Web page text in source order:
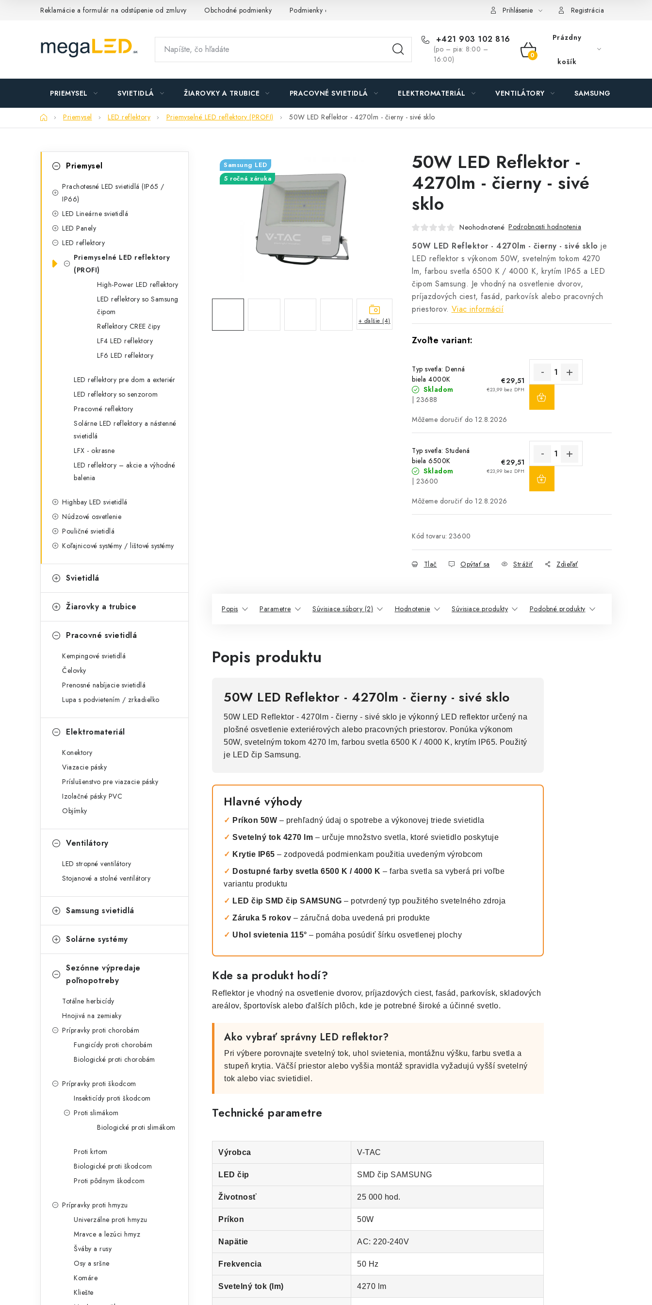
Reklamácie a formulár na odstúpenie od zmluvy Obchodné podmienky Podmienky ochrany osobných údajov O nás - MEGALED & JANTON Zákamenné Zľavy pre profíkov
Prihlásenie Registrácia
+421 903 102 816
(po – pia: 8:00 –
16:00)
NÁKUPNÝ
KOŠÍK
Prázdny
košík
PRIEMYSEL SVIETIDLÁ ŽIAROVKY A TRUBICE PRACOVNÉ SVIETIDLÁ ELEKTROMATERIÁL VENTILÁTORY SAMSUNG SVIETIDLÁ
DomovPriemysel LED reflektory Priemyselné LED reflektory (PROFI) 50W LED Reflektor - 4270lm - čierny - sivé sklo
kategóriePriemysel
Prachotesné LED svietidlá (IP65 /
IP66)
LED Lineárne svietidlá
LED Panely
LED reflektory
Priemyselné LED reflektory
(PROFI)
High-Power LED reflektory
LED reflektory so Samsung
čipom
Reflektory CREE čipy
LF4 LED reflektory
LF6 LED reflektory
LED reflektory pre dom a exteriér
LED reflektory so senzorom
Pracovné reflektory
Solárne LED reflektory a nástenné
svietidlá
LFX - okrasne
LED reflektory – akcie a výhodné
balenia
Highbay LED svietidlá
Núdzové osvetlenie
Pouličné svietidlá
Koľajnicové systémy / lištové systémy
Svietidlá
Žiarovky a trubice
Pracovné svietidlá
Kempingové svietidlá
Čelovky
Prenosné nabíjacie svietidlá
Lupa s podvietením / zrkadielko
Elektromateriál
Konektory
Viazacie pásky
Príslušenstvo pre viazacie pásky
Izolačné pásky PVC
Objímky
Ventilátory
LED stropné ventilátory
Stojanové a stolné ventilátory
Samsung svietidlá
Solárne systémy
Sezónne výpredaje
poľnopotreby
Totálne herbicídy
Hnojivá na zemiaky
Prípravky proti chorobám
Fungicídy proti chorobám
Biologické proti chorobám
Prípravky proti škodcom
Insekticídy proti škodcom
Proti slimákom
Biologické proti slimákom
Proti krtom
Biologické proti škodcom
Proti pôdnym škodcom
Prípravky proti hmyzu
Univerzálne proti hmyzu
Mravce a lezúci hmyz
Šváby a rusy
Osy a sršne
Komáre
Kliešte
50W LED Reflektor -
4270lm - čierny - sivé
sklo
Neohodnotené Podrobnosti hodnotenia
50W LED Reflektor - 4270lm - čierny - sivé sklo je
LED reflektor s výkonom 50W, svetelným tokom 4270
lm, farbou svetla 6500 K / 4000 K, krytím IP65 a LED
čipom Samsung. Je vhodný na osvetlenie dvorov,
príjazdových ciest, fasád, parkovísk alebo pracovných
priestorov. Viac informácií
Typ svetla: Denná
biela 4000K
Skladom
| 23688
€29,51
€23,99 bez DPH
12.8.2026
Typ svetla: Studená
biela 6500K
Skladom
| 23600
€29,51
€23,99 bez DPH
12.8.2026
Kód tovaru: 23600
Tlač Opýtať sa Strážiť Zdieľať
Samsung LED
5 ročná záruka
+ ďalšie (4)
Popis Parametre Súvisiace súbory (2) Hodnotenie Súvisiace produkty Podobné produkty
Popis produktu
50W LED Reflektor - 4270lm - čierny - sivé sklo
50W LED Reflektor - 4270lm - čierny - sivé sklo je výkonný LED reflektor určený na
plošné osvetlenie exteriérových alebo pracovných priestorov. Ponúka výkonom
50W, svetelným tokom 4270 lm, farbou svetla 6500 K / 4000 K, krytím IP65. Použitý
je LED čip Samsung.
Hlavné výhody
✓ Príkon 50W – prehľadný údaj o spotrebe a výkonovej triede svietidla
✓ Svetelný tok 4270 lm – určuje množstvo svetla, ktoré svietidlo poskytuje
✓ Krytie IP65 – zodpovedá podmienkam použitia uvedeným výrobcom
✓ Dostupné farby svetla 6500 K / 4000 K – farba svetla sa vyberá pri voľbe
variantu produktu
✓ LED čip SMD čip SAMSUNG – potvrdený typ použitého svetelného zdroja
✓ Záruka 5 rokov – záručná doba uvedená pri produkte
✓ Uhol svietenia 115° – pomáha posúdiť šírku osvetlenej plochy
Kde sa produkt hodí?
Reflektor je vhodný na osvetlenie dvorov, príjazdových ciest, fasád, parkovísk, skladových
areálov, športovísk alebo ďalších plôch, kde je potrebné široké a účinné svetlo.
Ako vybrať správny LED reflektor?
Pri výbere porovnajte svetelný tok, uhol svietenia, montážnu výšku, farbu svetla a
stupeň krytia. Väčší priestor alebo vyššia montáž spravidla vyžadujú vyšší svetelný
tok alebo viac svietidiel.
Technické parametre
Výrobca V-TAC
LED čip SMD čip SAMSUNG
Životnosť 25 000 hod.
Príkon 50W
Napätie AC: 220-240V
Frekvencia 50 Hz
Svetelný tok (lm) 4270 lm